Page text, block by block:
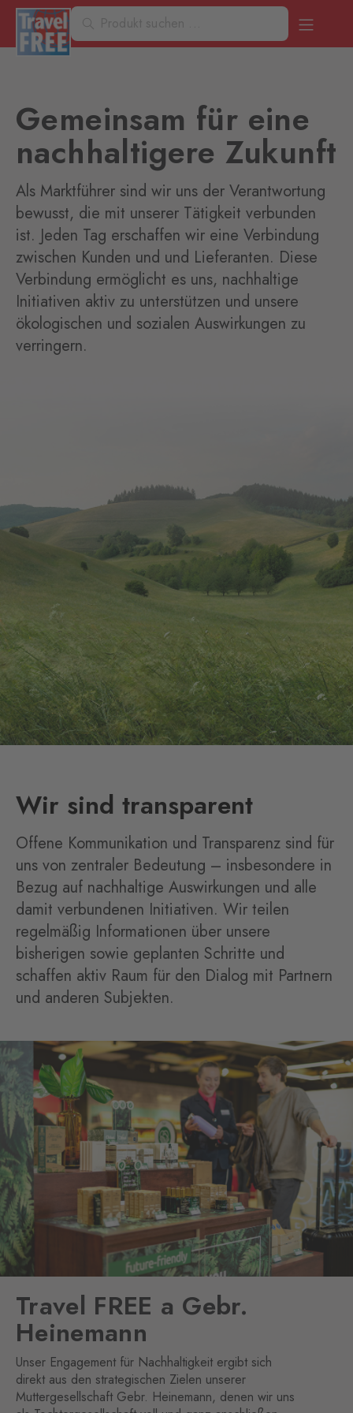
Gemeinsam für eine
nachhaltigere Zukunft
Als Marktführer sind wir uns der Verantwortung
bewusst, die mit unserer Tätigkeit verbunden
ist. Jeden Tag erschaffen wir eine Verbindung
zwischen Kunden und und Lieferanten. Diese
Verbindung ermöglicht es uns, nachhaltige
Initiativen aktiv zu unterstützen und unsere
ökologischen und sozialen Auswirkungen zu
verringern.
Wir sind transparent
Offene Kommunikation und Transparenz sind für
uns von zentraler Bedeutung – insbesondere in
Bezug auf nachhaltige Auswirkungen und alle
damit verbundenen Initiativen. Wir teilen
regelmäßig Informationen über unsere
bisherigen sowie geplanten Schritte und
schaffen aktiv Raum für den Dialog mit Partnern
und anderen Subjekten.
Travel FREE a Gebr.
Heinemann
Unser Engagement für Nachhaltigkeit ergibt sich
direkt aus den strategischen Zielen unserer
Muttergesellschaft Gebr. Heinemann, denen wir uns